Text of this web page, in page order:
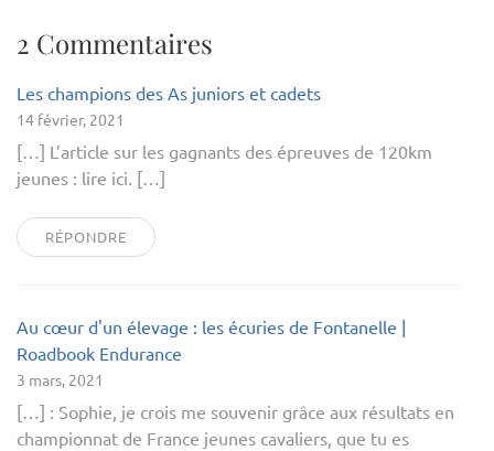
2 Commentaires
Les champions des As juniors et cadets
14 février, 2021
[…] L’article sur les gagnants des épreuves de 120km
jeunes : lire ici. […]
RÉPONDRE
Au cœur d'un élevage : les écuries de Fontanelle |
Roadbook Endurance
3 mars, 2021
[…] : Sophie, je crois me souvenir grâce aux résultats en
championnat de France jeunes cavaliers, que tu es